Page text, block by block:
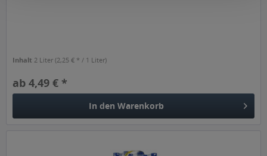
Inhalt2 Liter(2,25 € * / 1 Liter)
ab 4,49 € *
In den Warenkorb